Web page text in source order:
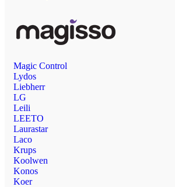
Magic Control
Lydos
Liebherr
LG
Leili
LEETO
Laurastar
Laco
Krups
Koolwen
Konos
Koer